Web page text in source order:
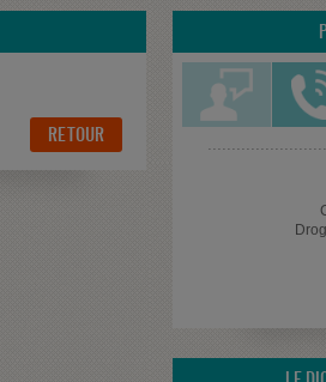
RETOUR